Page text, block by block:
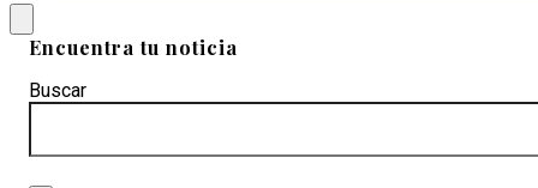
Encuentra tu noticia
Buscar